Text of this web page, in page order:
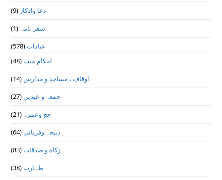
دعا واذكار (9)
سفر نامہ (1)
عبادات(578)
احکام میت(48)
اوقاف ، مساجد و مدارس (14)
جمعہ و عیدین (27)
حج وعمرہ (21)
ذبیحہ وقربانی(64)
زکاة و صدقات(83)
طہارت(38)